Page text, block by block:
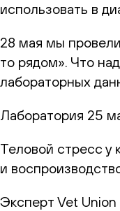
использовать в
28 мая мы
то рядом». Что
лабораторных
Лаборатория 25
Теловой стресс у
и
Эксперт Vet